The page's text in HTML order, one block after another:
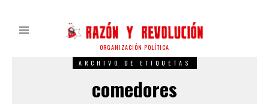
ORGANIZACIÓN POLÍTICA
ARCHIVO DE ETIQUETAS
comedores